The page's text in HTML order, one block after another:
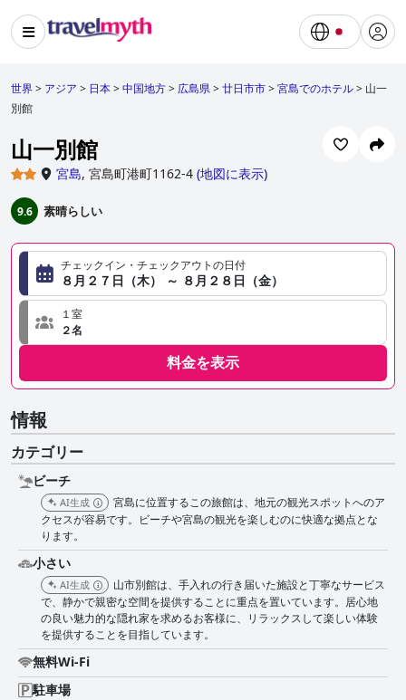
世界> アジア > 日本>中国地方> 広島県>廿日市市>宮島でのホテル> 山一
別館
山一別館
宮島, 宮島町港町1162-4 (地図に表示)
9.6 素晴らしい
チェックイン・チェックアウトの日付
８月２７日（木） ～ ８月２８日（金）
１室
２名
料金を表示
情報
カテゴリー
ビーチ
AI生成
宮島に位置するこの旅館は、地元の観光スポットへのア
クセスが容易です。ビーチや宮島の観光を楽しむのに快適な拠点とな
ります。
小さい
AI生成
山市別館は、手入れの行き届いた施設と丁寧なサービス
で、静かで親密な空間を提供することに重点を置いています。居心地
の良い魅力的な隠れ家を求めるお客様に、リラックスして楽しい体験
を提供することを目指しています。
無料Wi-Fi
駐車場